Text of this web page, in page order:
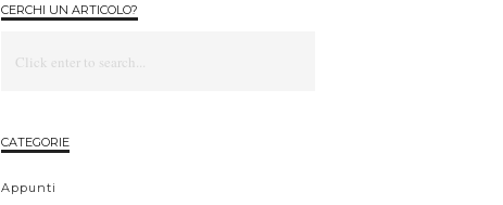
CERCHI UN ARTICOLO?
CATEGORIE
Appunti